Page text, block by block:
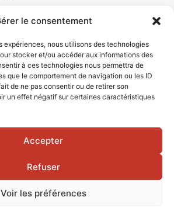
le consentement
expériences, nous utilisons des technologies
stocker et/ou accéder aux informations des
à ces technologies nous permettra de
que le comportement de navigation ou les ID
de ne pas consentir ou de retirer son
un effet négatif sur certaines caractéristiques
Accepter
Refuser
Voir les préférences